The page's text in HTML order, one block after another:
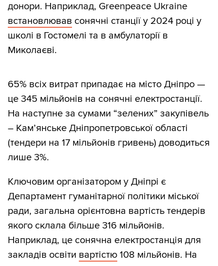
донори. Наприклад, Greenpeace Ukraine
встановлював сонячні станції у 2024 році у
школі в Гостомелі та в амбулаторії в
Миколаєві.
65% всіх витрат припадає на місто Дніпро —
це 345 мільйонів на сонячні електростанції.
На наступне за сумами “зелених” закупівель
– Кам’янське Дніпропетровської області
(тендери на 17 мільйонів гривень) доводиться
лише 3%.
Ключовим організатором у Дніпрі є
Департамент гуманітарної політики міської
ради, загальна орієнтовна вартість тендерів
якого склала більше 316 мільйонів.
Наприклад, це сонячна електростанція для
закладів освіти вартістю 108 мільйонів. На